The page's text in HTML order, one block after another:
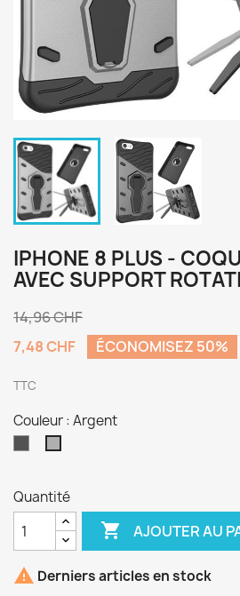
IPHONE 8 PLUS -
AVEC SUPPORT
14,96 CHF
7,48 CHF
ÉCONOMISEZ 50%
TTC
Couleur : Argent
Quantité
 AJOUTER AU
 Derniers articles en stock